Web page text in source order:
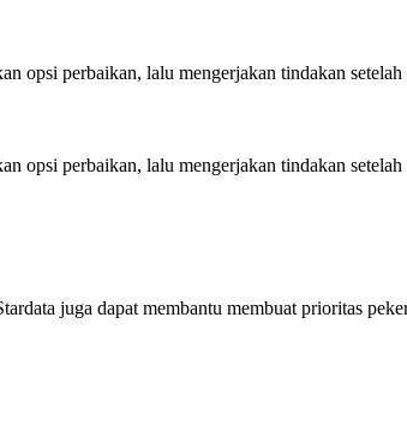
opsi perbaikan, lalu mengerjakan tindakan
opsi perbaikan, lalu mengerjakan tindakan
juga dapat membantu membuat prioritas